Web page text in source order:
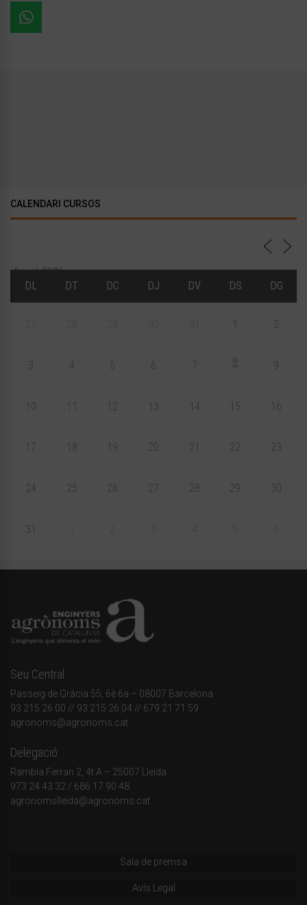
CALENDARI CURSOS
Agost 2026
DL
DT DC DJ DV DS DG
1 2
3 4 5 6 7 8 9
10 11 12 13 14 15 16
17 18 19 20 21 22 23
24 25 26 27 28 29 30
31
Seu Central
Passeig de Gràcia 55, 6è 6a – 08007 Barcelona
93 215 26 00 // 93 215 26 04 // 679 21 71 59
agronoms@agronoms.cat
Delegació
Rambla Ferran 2, 4t A – 25007 Lleida
973 24 43 32 / 686 17 90 48
agronomslleida@agronoms.cat
Sala de premsa
Avís Legal